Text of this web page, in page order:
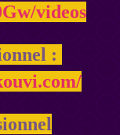
videos
: